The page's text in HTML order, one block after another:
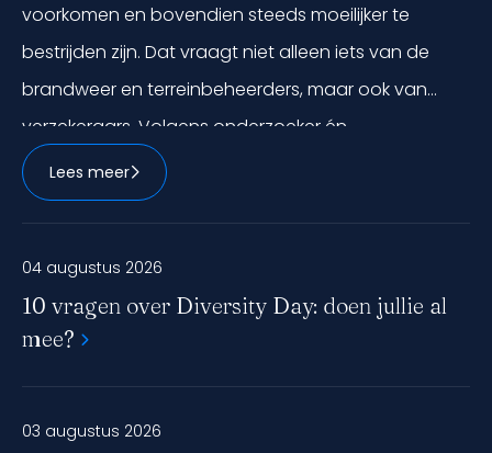
voorkomen en bovendien steeds moeilijker te
bestrijden zijn. Dat vraagt niet alleen iets van de
brandweer en terreinbeheerders, maar ook van
verzekeraars. Volgens onderzoeker én
brandweerman Bertram de Rooij kunnen
verzekeraars een belangrijke bijdrage leveren aan
maken van de maatschappelijke schade.
Lees meer
04 augustus 2026
10 vragen over Diversity Day: doen jullie al
mee?
03 augustus 2026